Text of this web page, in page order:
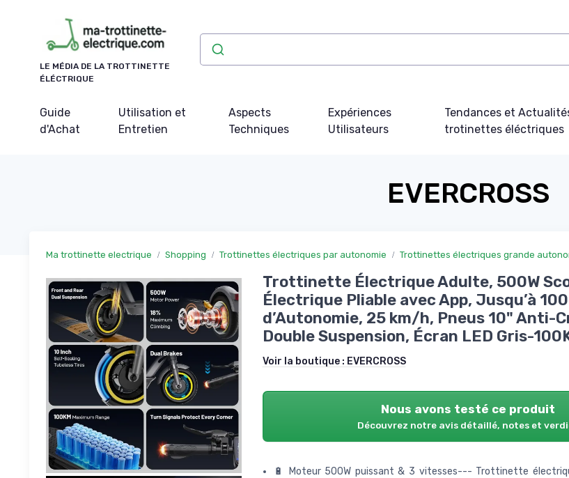
LE MÉDIA DE LA TROTTINETTE
ÉLÉCTRIQUE
Guide
d'Achat
Utilisation et
Entretien
Aspects
Techniques
Expériences
Utilisateurs
Tendances et
trotinettes éléctriques
EVERCROSS
Ma trottinette electrique Shopping Trottinettes électriques par autonomie Trottinettes électriques grande
Trottinette Électrique Adulte, 500W
Électrique Pliable avec App, Jusqu’à
d’Autonomie, 25 km/h, Pneus 10" Anti-
Double Suspension, Écran LED Gris-
Voir la boutique : EVERCROSS
Nous avons testé ce produit
Découvrez notre avis détaillé, notes et
🔋 Moteur 500W puissant & 3 vitesses--- Trottinette